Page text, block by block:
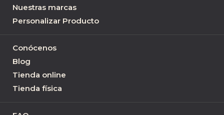
Nuestras marcas
Personalizar Producto
Conócenos
Blog
Tienda online
Tienda física